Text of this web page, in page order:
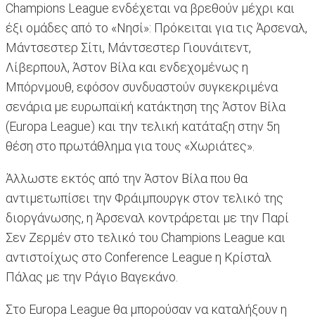
Champions League ενδέχεται να βρεθούν μέχρι και
έξι ομάδες από το «Νησί»: Πρόκειται για τις Άρσεναλ,
Μάντσεστερ Σίτι, Μάντσεστερ Γιουνάιτεντ,
Λίβερπουλ, Άστον Βίλα και ενδεχομένως η
Μπόρνμουθ, εφόσον συνδυαστούν συγκεκριμένα
σενάρια με ευρωπαϊκή κατάκτηση της Άστον Βίλα
(Europa League) και την τελική κατάταξη στην 5η
θέση στο πρωτάθλημα για τους «Χωριάτες».
Άλλωστε εκτός από την Άστον Βίλα που θα
αντιμετωπίσει την Φράιμπουργκ στον τελικό της
διοργάνωσης, η Άρσεναλ κοντράρεται με την Παρί
Σεν Ζερμέν στο τελικό του Champions League και
αντιστοίχως στο Conference League η Κρίσταλ
Πάλας με την Ράγιο Βαγεκάνο.
Στο Europa League θα μπορούσαν να καταλήξουν η